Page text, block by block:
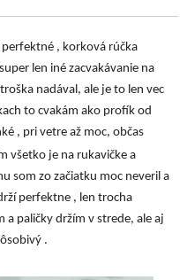
, korková rúčka
len iné zacvakávanie na
nadával, ale je to len vec
to cvakám ako profík od
, pri vetre až moc, občas
všetko je na rukavičke a
som zo začiatku moc neveril a
perfektne , len trocha
a paličky držím v strede, ale aj
.